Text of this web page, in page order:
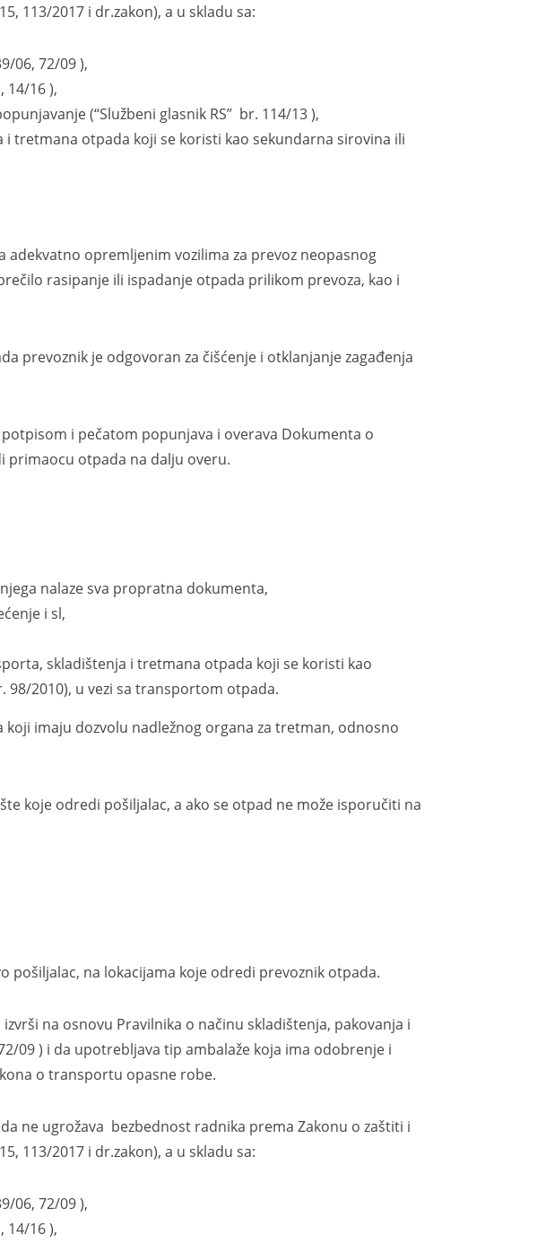
113/2017 i dr.zakon), a u skladu sa:
06, 72/09 ),
14/16 ),
(“Službeni glasnik RS” br. 114/13 ),
tretmana otpada koji se koristi kao sekundarna sirovina ili
opremljenim vozilima za prevoz neopasnog
rasipanje ili ispadanje otpada prilikom prevoza, kao i
je odgovoran za čišćenje i otklanjanje zagađenja
i pečatom popunjava i overava Dokumenta o
primaocu otpada na dalju overu.
nalaze sva propratna dokumenta,
i sl,
skladištenja i tretmana otpada koji se koristi kao
98/2010), u vezi sa transportom otpada.
imaju dozvolu nadležnog organa za tretman, odnosno
odredi pošiljalac, a ako se otpad ne može isporučiti na
na lokacijama koje odredi prevoznik otpada.
na osnovu Pravilnika o načinu skladištenja, pakovanja i
09 ) i da upotrebljava tip ambalaže koja ima odobrenje i
o transportu opasne robe.
ugrožava bezbednost radnika prema Zakonu o zaštiti i
113/2017 i dr.zakon), a u skladu sa:
06, 72/09 ),
14/16 ),